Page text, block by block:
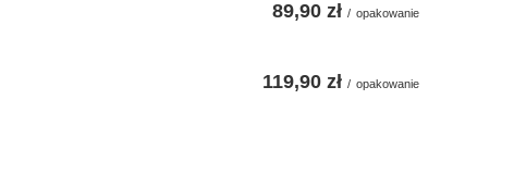
89,90 zł / opakowanie
119,90 zł / opakowanie